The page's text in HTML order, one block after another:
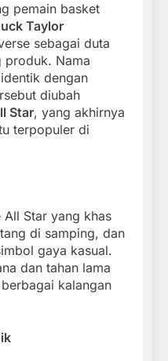
pemain basket
Taylor
sebagai duta
produk. Nama
dengan
diubah
Star, yang akhirnya
terpopuler di
All Star yang khas
di samping, dan
gaya kasual.
dan tahan lama
kalangan